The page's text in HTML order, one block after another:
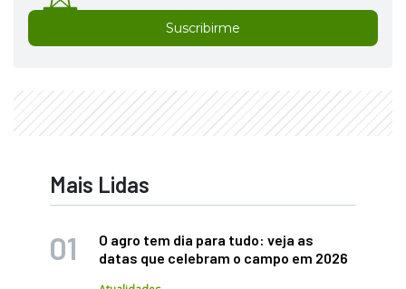
Suscribirme
Mais Lidas
O agro tem dia para tudo: veja as
datas que celebram o campo em 2026